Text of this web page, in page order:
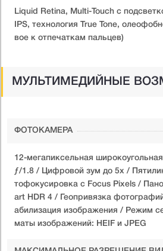
Liquid Retina, Multi-Touch с
IPS, технология True Tone,
вое к отпечаткам пальцев)
МУЛЬТИМЕДИЙНЫЕ
ФОТОКАМЕРА
12-мегапиксельная
ƒ/1.8 / Цифровой зум до 5x /
тофокусировка с Focus Pixels /
art HDR 4 / Геопривязка
абилизация изображения / Режим
маты изображений: HEIF и JPEG